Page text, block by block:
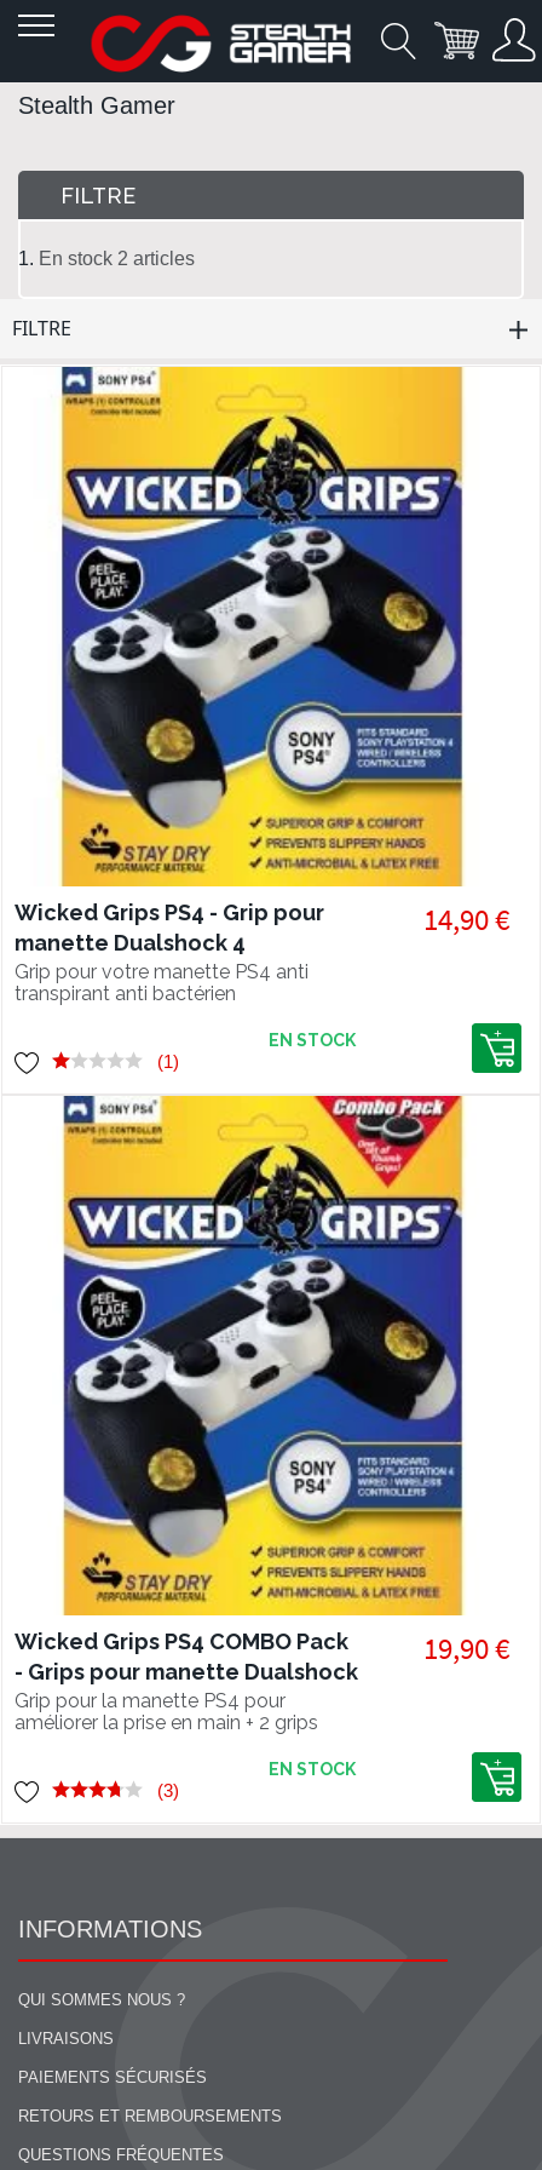
AllezStealth Gamer
FILTRE
Wicked Grips PS4 - Grip pour
manette Dualshock 4
Grip pour votre manette PS4 anti
transpirant anti bactérien
14,90 €
(1)
EN STOCK
Wicked Grips PS4 COMBO Pack
- Grips pour manette Dualshock
4
Grip pour la manette PS4 pour
améliorer la prise en main + 2 grips
19,90 €
(3)
EN STOCK
FILTRE
En stock 2 articles
INFORMATIONS
QUI SOMMES NOUS ?
LIVRAISONS
PAIEMENTS SÉCURISÉS
RETOURS ET REMBOURSEMENTS
QUESTIONS FRÉQUENTES